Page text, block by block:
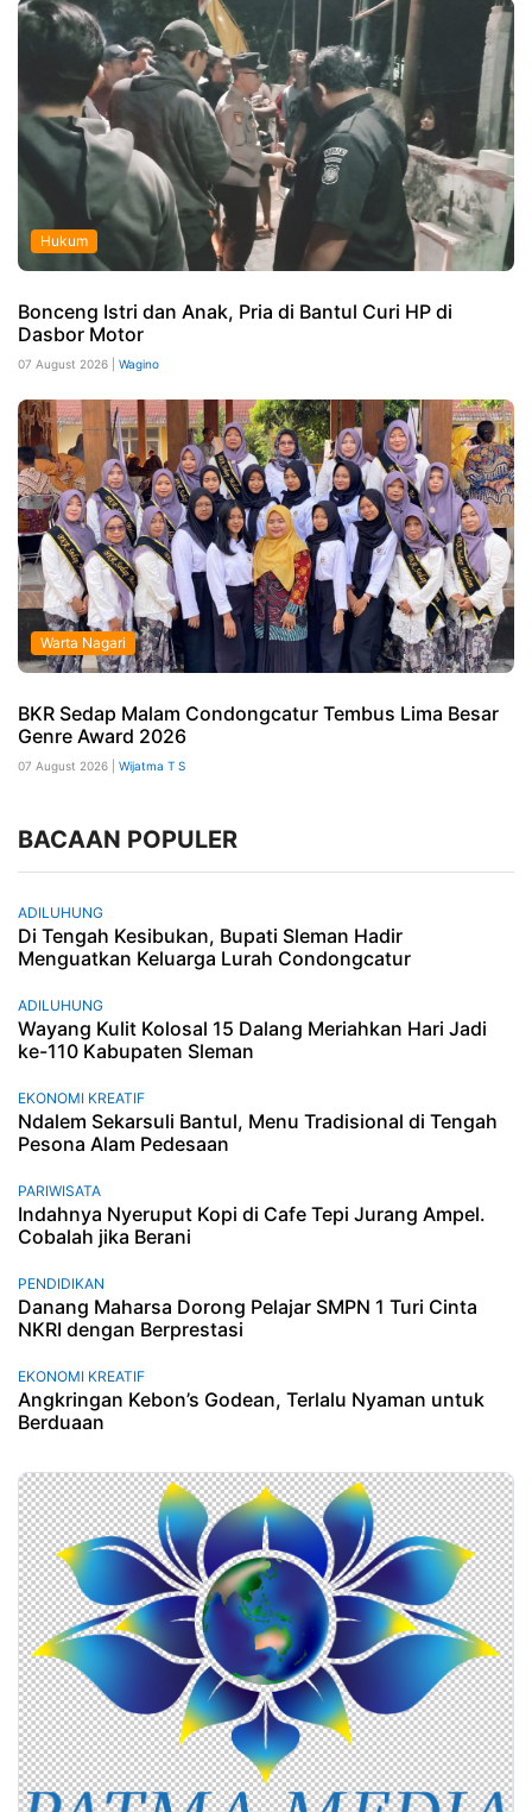
Hukum
Bonceng Istri dan Anak, Pria di Bantul Curi HP di
Dasbor Motor
07 August 2026 | Wagino
Warta Nagari
BKR Sedap Malam Condongcatur Tembus Lima Besar
Genre Award 2026
07 August 2026 | Wijatma T S
BACAAN POPULER
ADILUHUNG
Di Tengah Kesibukan, Bupati Sleman Hadir
Menguatkan Keluarga Lurah Condongcatur
ADILUHUNG
Wayang Kulit Kolosal 15 Dalang Meriahkan Hari Jadi
ke-110 Kabupaten Sleman
EKONOMI KREATIF
Ndalem Sekarsuli Bantul, Menu Tradisional di Tengah
Pesona Alam Pedesaan
PARIWISATA
Indahnya Nyeruput Kopi di Cafe Tepi Jurang Ampel.
Cobalah jika Berani
PENDIDIKAN
Danang Maharsa Dorong Pelajar SMPN 1 Turi Cinta
NKRI dengan Berprestasi
EKONOMI KREATIF
Angkringan Kebon’s Godean, Terlalu Nyaman untuk
Berduaan